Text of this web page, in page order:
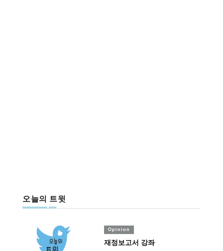
오늘의 트윗
Opinion
재정보고서 강좌